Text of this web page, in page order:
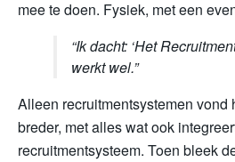
mee te doen. Fysiek, met een
“Ik dacht: ‘Het
werkt wel.”
Alleen recruitmentsystemen vond
breder, met alles wat ook
recruitmentsysteem. Toen bleek